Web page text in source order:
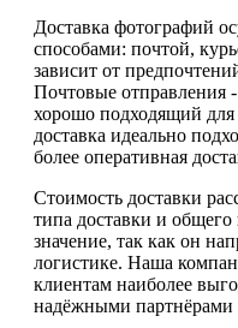
Доставка фотографий
способами: почтой,
зависит от
Почтовые отправления
хорошо подходящий для
доставка идеально
более оперативная
Стоимость доставки
типа доставки и общего
значение, так как он
логистике. Наша
клиентам наиболее
надёжными партнёрами